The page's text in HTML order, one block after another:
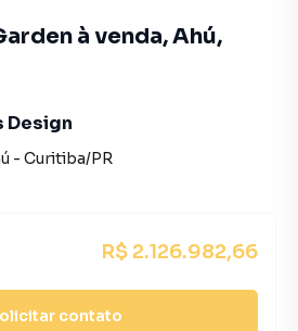
à venda, Ahú,
Design
- Curitiba/PR
R$ 2.126.982,66
contato